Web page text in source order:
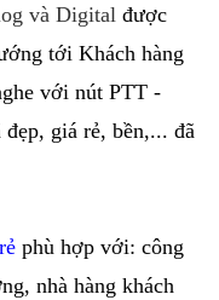
và Digital được
tới Khách hàng
với nút PTT -
giá rẻ, bền,... đã
phù hợp với: công
nhà hàng khách